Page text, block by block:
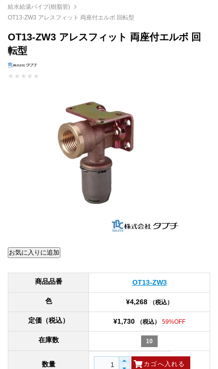
給水給湯パイプ(樹脂管)
OT13-ZW3 アレスフィット 両座付エルボ 回転型
OT13-ZW3 アレスフィット 両座付エルボ 回
転型
★ ★ ★ ★ ★
商品品番 OT13-ZW3
色 ¥4,268 （税込）
定価（税込） ¥1,730 （税込） 59%OFF
在庫数 10
数量